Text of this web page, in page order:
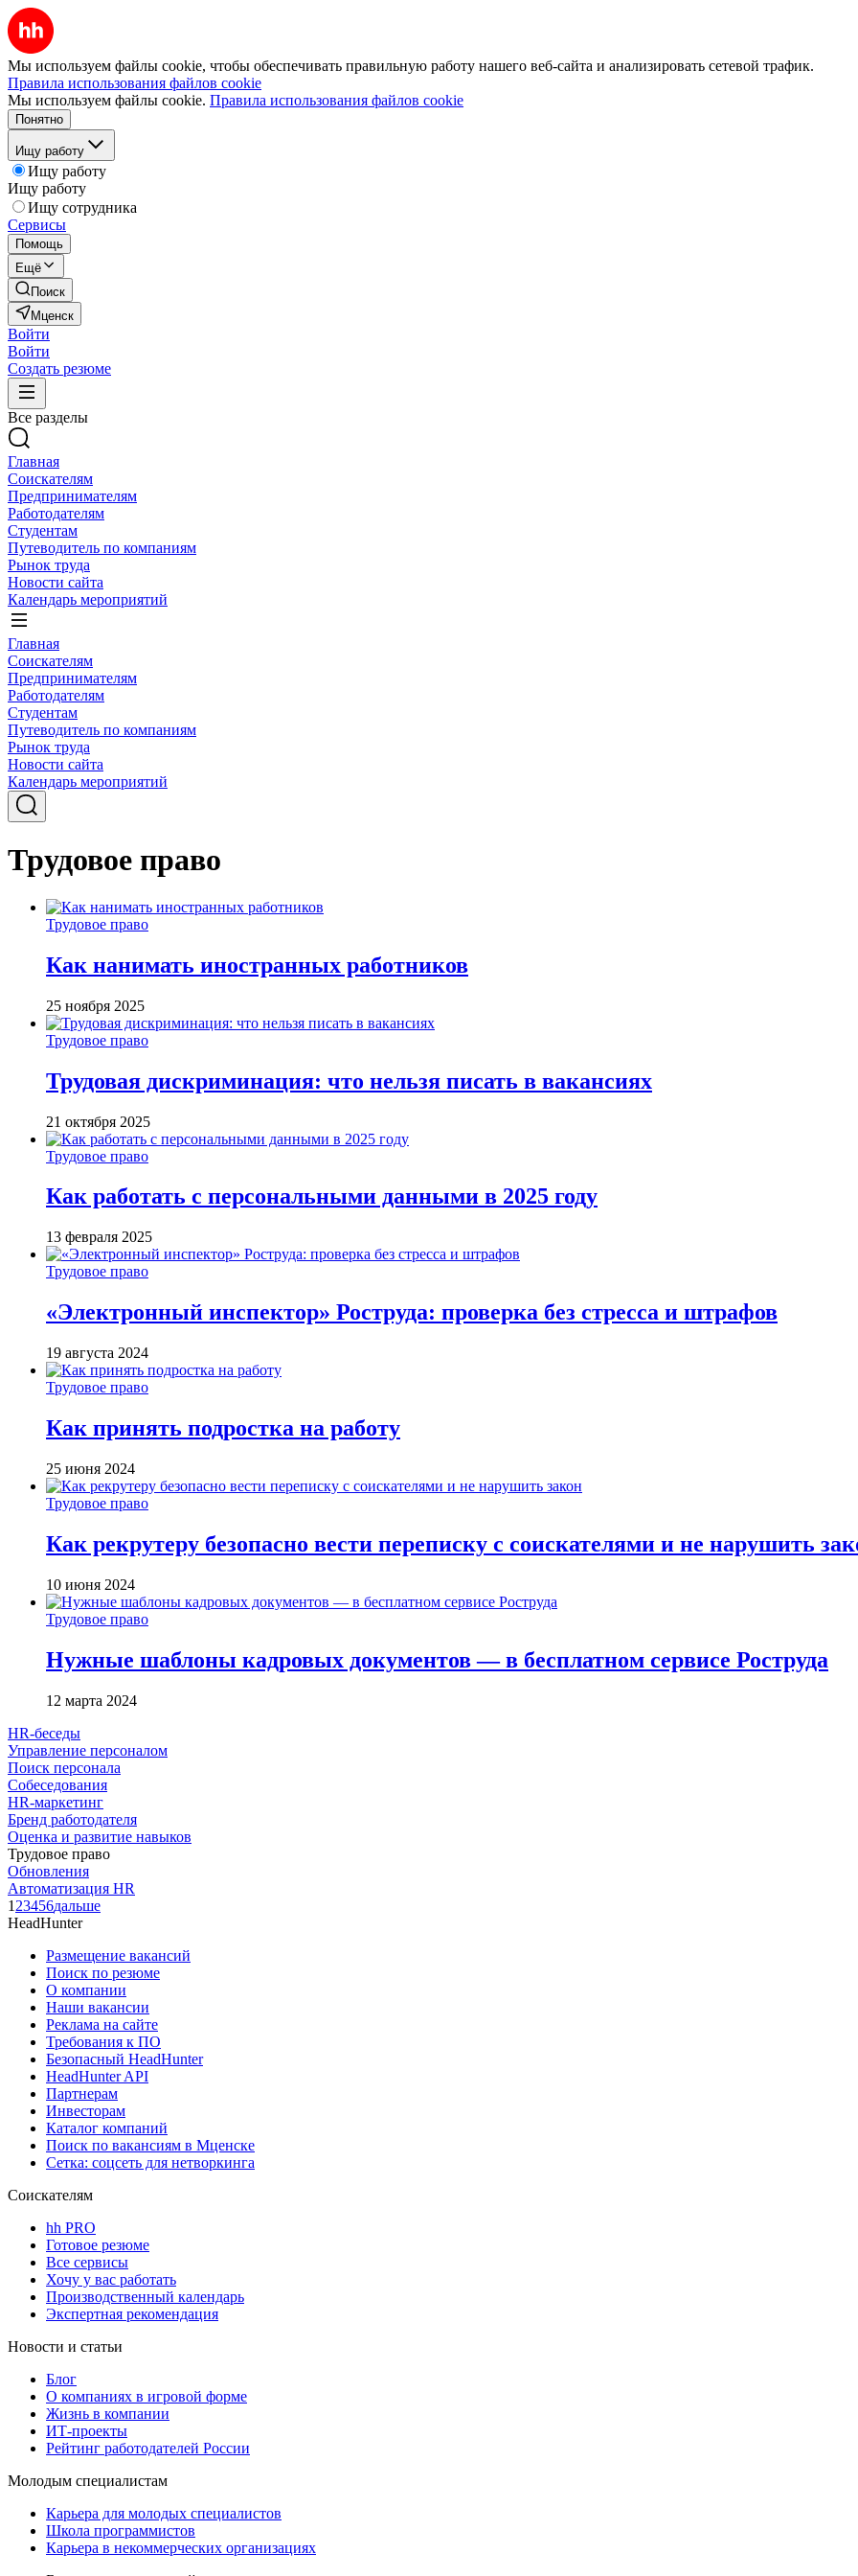
Мы используем файлы cookie, чтобы обеспечивать правильную работу нашего веб-сайта и анализировать сетевой трафик.
Правила использования файлов cookie
Мы используем файлы cookie. Правила использования файлов cookie
Понятно
Ищу работу
Ищу работу
Ищу работу
Ищу сотрудника
Сервисы
Помощь
Ещё
Поиск
Мценск
Войти
Войти
Создать резюме
Все разделы
Главная
Соискателям
Предпринимателям
Работодателям
Студентам
Путеводитель по компаниям
Рынок труда
Новости сайта
Календарь мероприятий
Главная
Соискателям
Предпринимателям
Работодателям
Студентам
Путеводитель по компаниям
Рынок труда
Новости сайта
Календарь мероприятий
Трудовое право
Трудовое право
Как нанимать иностранных работников
25 ноября 2025
Трудовое право
Трудовая дискриминация: что нельзя писать в вакансиях
21 октября 2025
Трудовое право
Как работать с персональными данными в 2025 году
13 февраля 2025
Трудовое право
«Электронный инспектор» Роструда: проверка без стресса и штрафов
19 августа 2024
Трудовое право
Как принять подростка на работу
25 июня 2024
Трудовое право
Как рекрутеру безопасно вести переписку с соискателями и не нарушить
10 июня 2024
Трудовое право
Нужные шаблоны кадровых документов — в бесплатном сервисе Роструда
12 марта 2024
HR-беседы
Управление персоналом
Поиск персонала
Собеседования
HR-маркетинг
Бренд работодателя
Оценка и развитие навыков
Трудовое право
Обновления
Автоматизация HR
1 23456дальше
HeadHunter
Размещение вакансий
Поиск по резюме
О компании
Наши вакансии
Реклама на сайте
Требования к ПО
Безопасный HeadHunter
HeadHunter API
Партнерам
Инвесторам
Каталог компаний
Поиск по вакансиям в Мценске
Сетка: соцсеть для нетворкинга
Соискателям
hh PRO
Готовое резюме
Все сервисы
Хочу у вас работать
Производственный календарь
Экспертная рекомендация
Новости и статьи
Блог
О компаниях в игровой форме
Жизнь в компании
ИТ-проекты
Рейтинг работодателей России
Молодым специалистам
Карьера для молодых специалистов
Школа программистов
Карьера в некоммерческих организациях